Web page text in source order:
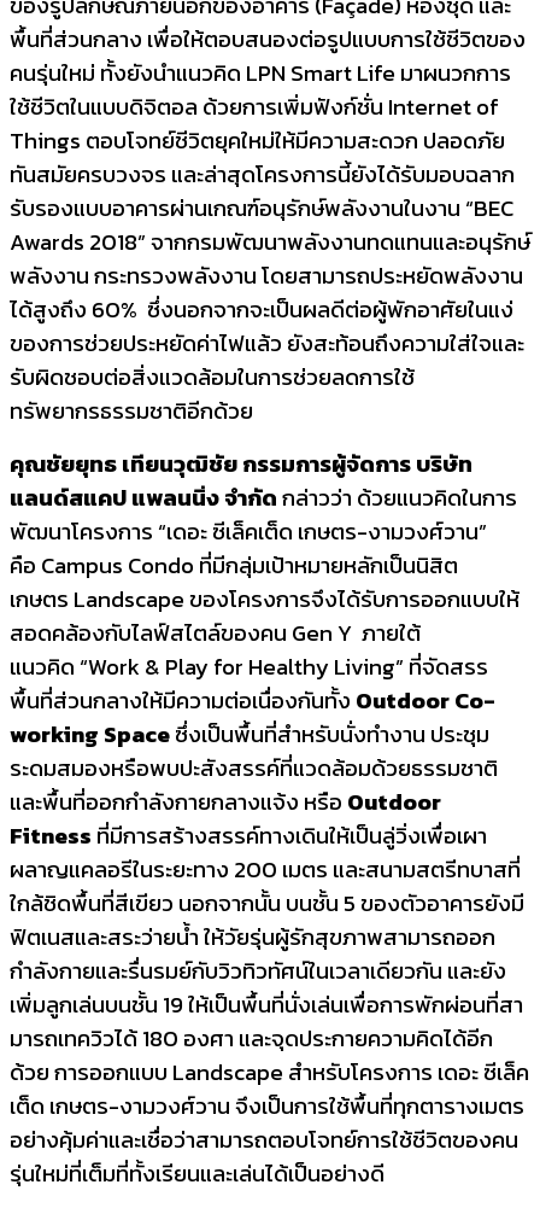
พื้นที่ส่วนกลาง เพื่อให้ตอบสนองต่อรูปแบบการใช้ชีวิตของ
คนรุ่นใหม่ ทั้งยังนำแนวคิด LPN Smart Life มาผนวกการ
ใช้ชีวิตในแบบดิจิตอล ด้วยการเพิ่มฟังก์ชั่น Internet of
Things ตอบโจทย์ชีวิตยุคใหม่ให้มีความสะดวก ปลอดภัย
ทันสมัยครบวงจร และล่าสุดโครงการนี้ยังได้รับมอบฉลาก
รับรองแบบอาคารผ่านเกณฑ์อนุรักษ์พลังงานในงาน “BEC
Awards 2018” จากกรมพัฒนาพลังงานทดแทนและอนุรักษ์
พลังงาน กระทรวงพลังงาน โดยสามารถประหยัดพลังงาน
ได้สูงถึง 60% ซึ่งนอกจากจะเป็นผลดีต่อผู้พักอาศัยในแง่
ของการช่วยประหยัดค่าไฟแล้ว ยังสะท้อนถึงความใส่ใจและ
รับผิดชอบต่อสิ่งแวดล้อมในการช่วยลดการใช้
ทรัพยากรธรรมชาติอีกด้วย
คุณชัยยุทธ เทียนวุฒิชัย กรรมการผู้จัดการ บริษัท
แลนด์สแคป แพลนนิ่ง จำกัดกล่าวว่า ด้วยแนวคิดในการ
พัฒนาโครงการ “เดอะ ซีเล็คเต็ด เกษตร-งามวงศ์วาน”
คือ Campus Condo ที่มีกลุ่มเป้าหมายหลักเป็นนิสิต
เกษตร Landscape ของโครงการจึงได้รับการออกแบบให้
สอดคล้องกับไลฟ์สไตล์ของคน Gen Y ภายใต้
แนวคิด “Work & Play for Healthy Living” ที่จัดสรร
พื้นที่ส่วนกลางให้มีความต่อเนื่องกันทั้ง Outdoor Co-
working Spaceซึ่งเป็นพื้นที่สำหรับนั่งทำงาน ประชุม
ระดมสมองหรือพบปะสังสรรค์ที่แวดล้อมด้วยธรรมชาติ
และพื้นที่ออกกำลังกายกลางแจ้ง หรือ Outdoor
Fitness ที่มีการสร้างสรรค์ทางเดินให้เป็นลู่วิ่งเพื่อเผา
ผลาญแคลอรีในระยะทาง 200 เมตร และสนามสตรีทบาสที่
ใกล้ชิดพื้นที่สีเขียว นอกจากนั้น บนชั้น 5 ของตัวอาคารยังมี
ฟิตเนสและสระว่ายน้ำ ให้วัยรุ่นผู้รักสุขภาพสามารถออก
กำลังกายและรื่นรมย์กับวิวทิวทัศน์ในเวลาเดียวกัน และยัง
เพิ่มลูกเล่นบนชั้น 19 ให้เป็นพื้นที่นั่งเล่นเพื่อการพักผ่อนที่สา
มารถเทควิวได้ 180 องศา และจุดประกายความคิดได้อีก
ด้วย การออกแบบ Landscape สำหรับโครงการ เดอะ ซีเล็ค
เต็ด เกษตร-งามวงศ์วาน จึงเป็นการใช้พื้นที่ทุกตารางเมตร
อย่างคุ้มค่าและเชื่อว่าสามารถตอบโจทย์การใช้ชีวิตของคน
รุ่นใหม่ที่เต็มที่ทั้งเรียนและเล่นได้เป็นอย่างดี